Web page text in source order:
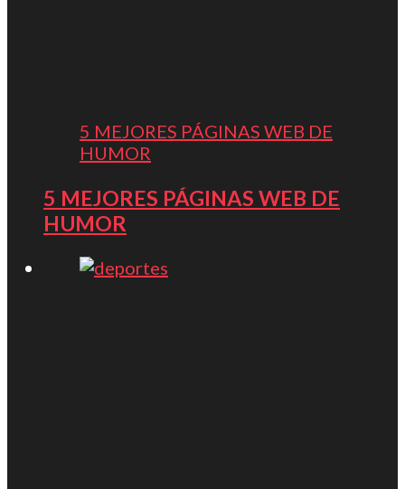
5 MEJORES PÁGINAS WEB DE
HUMOR
5 MEJORES PÁGINAS WEB DE
HUMOR